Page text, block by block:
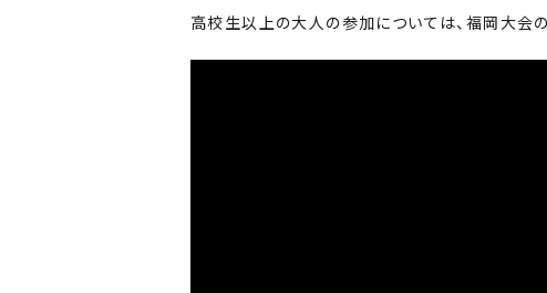
高校生以上の大人の参加については、福岡大会の